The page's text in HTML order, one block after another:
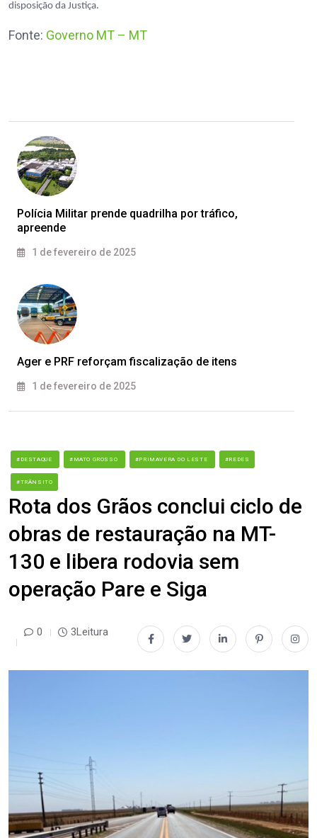
disposição da Justiça.
Fonte: Governo MT – MT
Polícia Militar prende quadrilha por tráfico,
apreende
1 de fevereiro de 2025
Ager e PRF reforçam fiscalização de itens
1 de fevereiro de 2025
#DESTAQUE #MATO GROSSO #PRIMAVERA DO LESTE #REDES
#TRÂNSITO
Rota dos Grãos conclui ciclo de
obras de restauração na MT-
130 e libera rodovia sem
operação Pare e Siga
0 3Leitura